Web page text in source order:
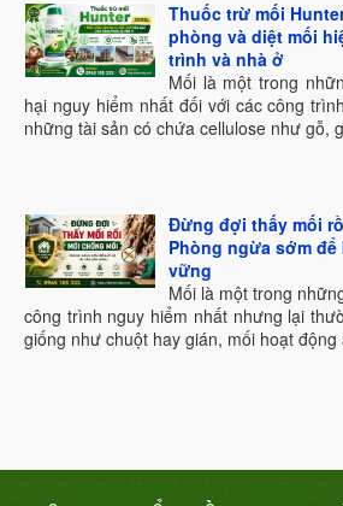
Thuốc trừ mối
phòng và diệt mối
trình và nhà ở
Mối là một trong
hại nguy hiểm nhất đối với các công
những tài sản có chứa cellulose như gỗ,
Đừng đợi thấy mối
Phòng ngừa sớm
vững
Mối là một trong
công trình nguy hiểm nhất nhưng lại
giống như chuột hay gián, mối hoạt động